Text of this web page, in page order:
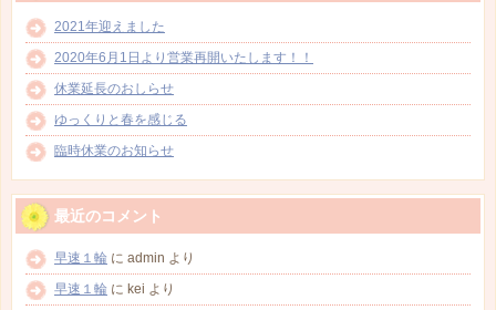
2021年迎えました
2020年6月1日より営業再開いたします！！
休業延長のおしらせ
ゆっくりと春を感じる
臨時休業のお知らせ
最近のコメント
早速１輪 に admin より
早速１輪 に kei より